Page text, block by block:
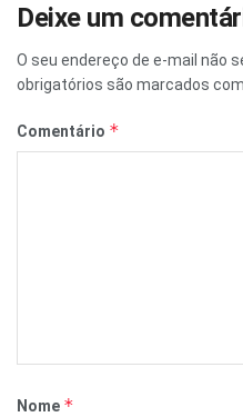
Deixe um
O seu endereço de e-mail não
obrigatórios são marcados com
Comentário *
Nome *